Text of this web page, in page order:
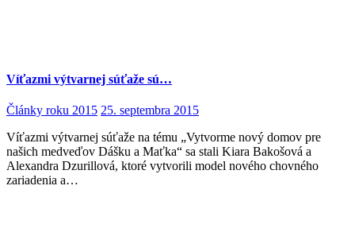
Víťazmi výtvarnej súťaže sú…
Články roku 2015 25. septembra 2015
Víťazmi výtvarnej súťaže na tému „Vytvorme nový domov pre
našich medveďov Dášku a Maťka“ sa stali Kiara Bakošová a
Alexandra Dzurillová, ktoré vytvorili model nového chovného
zariadenia a…